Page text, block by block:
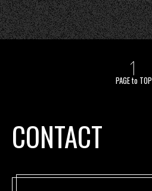
PAGE to TOP
CONTACT